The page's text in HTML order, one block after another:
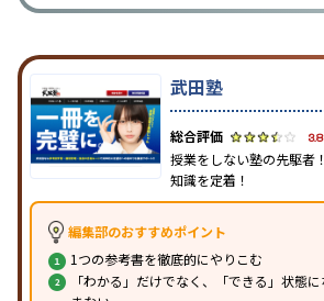
武田塾
3.8
授業をしない塾の先駆者
知識を定着！
編集部のおすすめポイント
1つの参考書を徹底的にやりこむ
「わかる」だけでなく、「できる」状態